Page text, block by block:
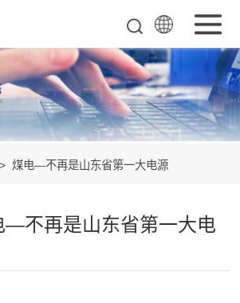
> 煤电—不再是山东省第一大电源
—不再是山东省第一大电